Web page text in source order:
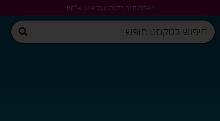
משלוח חינם בקניה מעל 329 ש"ח!!